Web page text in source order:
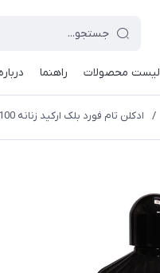
لیست محصولات راهنما
/ ادکلن تام فورد بلک ارکید زنانه 100میل پریما وی آی پی ( TOM FORD - Black Orchid Prima Nichen( vip